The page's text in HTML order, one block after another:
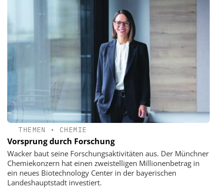
THEMEN • CHEMIE
Vorsprung durch Forschung
Wacker baut seine Forschungsaktivitäten aus. Der Münchner
Chemiekonzern hat einen zweistelligen Millionenbetrag in
ein neues Biotechnology Center in der bayerischen
Landeshauptstadt investiert.